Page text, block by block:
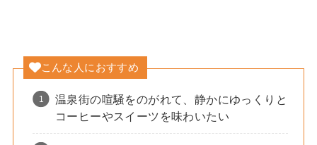
こんな人におすすめ
温泉街の喧騒をのがれて、静かにゆっくりと
コーヒーやスイーツを味わいたい